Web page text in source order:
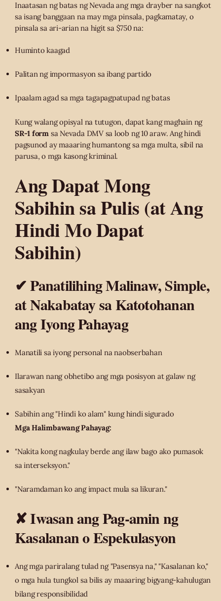
Inaatasan ng batas ng Nevada ang mga drayber na sangkot
sa isang banggaan na may mga pinsala, pagkamatay, o
pinsala sa ari-arian na higit sa $750 na:
Huminto kaagad
Palitan ng impormasyon sa ibang partido
Ipaalam agad sa mga tagapagpatupad ng batas
Kung walang opisyal na tutugon, dapat kang maghain ng
SR-1 form sa Nevada DMV sa loob ng 10 araw. Ang hindi
pagsunod ay maaaring humantong sa mga multa, sibil na
parusa, o mga kasong kriminal.
Ang Dapat Mong
Sabihin sa Pulis (at Ang
Hindi Mo Dapat
Sabihin)
✔ Panatilihing Malinaw, Simple,
at Nakabatay sa Katotohanan
ang Iyong Pahayag
Manatili sa iyong personal na naobserbahan
Ilarawan nang obhetibo ang mga posisyon at galaw ng
sasakyan
Sabihin ang "Hindi ko alam" kung hindi sigurado
Mga Halimbawang Pahayag:
"Nakita kong nagkulay berde ang ilaw bago ako pumasok
sa interseksyon."
"Naramdaman ko ang impact mula sa likuran."
✘ Iwasan ang Pag-amin ng
Kasalanan o Espekulasyon
Ang mga pariralang tulad ng "Pasensya na," "Kasalanan ko,"
o mga hula tungkol sa bilis ay maaaring bigyang-kahulugan
bilang responsibilidad